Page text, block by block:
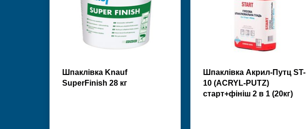
Шпаклівка Knauf
SuperFinish 28 кг
Шпаклівка Акрил-Путц ST-
10 (ACRYL-PUTZ)
старт+фініш 2 в 1 (20кг)